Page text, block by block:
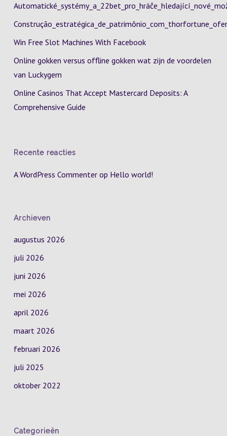
Win Free Slot Machines With Facebook
Online gokken versus offline gokken wat zijn de voordelen
van Luckygem
Online Casinos That Accept Mastercard Deposits: A
Comprehensive Guide
Recente reacties
A WordPress Commenterop Hello world!
Archieven
augustus 2026
juli 2026
juni 2026
mei 2026
april 2026
maart 2026
februari 2026
juli 2025
oktober 2022
Categorieën